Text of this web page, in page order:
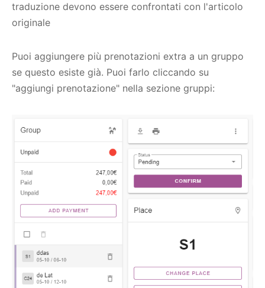
traduzione devono essere confrontati con l'articolo
originale
Puoi aggiungere più prenotazioni extra a un gruppo
se questo esiste già. Puoi farlo cliccando su
"aggiungi prenotazione" nella sezione gruppi: